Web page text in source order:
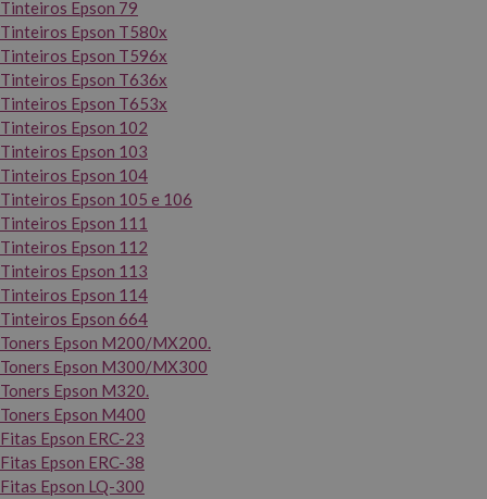
Tinteiros Epson 79
Tinteiros Epson T580x
Tinteiros Epson T596x
Tinteiros Epson T636x
Tinteiros Epson T653x
Tinteiros Epson 102
Tinteiros Epson 103
Tinteiros Epson 104
Tinteiros Epson 105 e 106
Tinteiros Epson 111
Tinteiros Epson 112
Tinteiros Epson 113
Tinteiros Epson 114
Tinteiros Epson 664
Toners Epson M200/MX200.
Toners Epson M300/MX300
Toners Epson M320.
Toners Epson M400
Fitas Epson ERC-23
Fitas Epson ERC-38
Fitas Epson LQ-300